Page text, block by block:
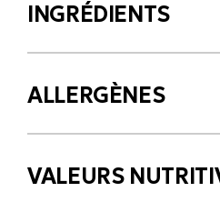
INGRÉDIENTS
ALLERGÈNES
VALEURS